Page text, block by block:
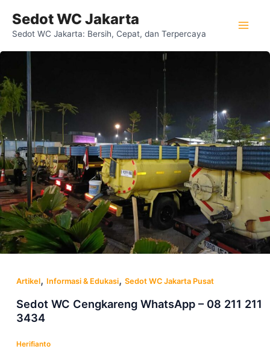
Sedot WC Jakarta
Sedot WC Jakarta: Bersih, Cepat, dan Terpercaya
Artikel, Informasi & Edukasi,Sedot WC Jakarta Pusat
Sedot WC Cengkareng WhatsApp – 08 211 211
3434
Herifianto